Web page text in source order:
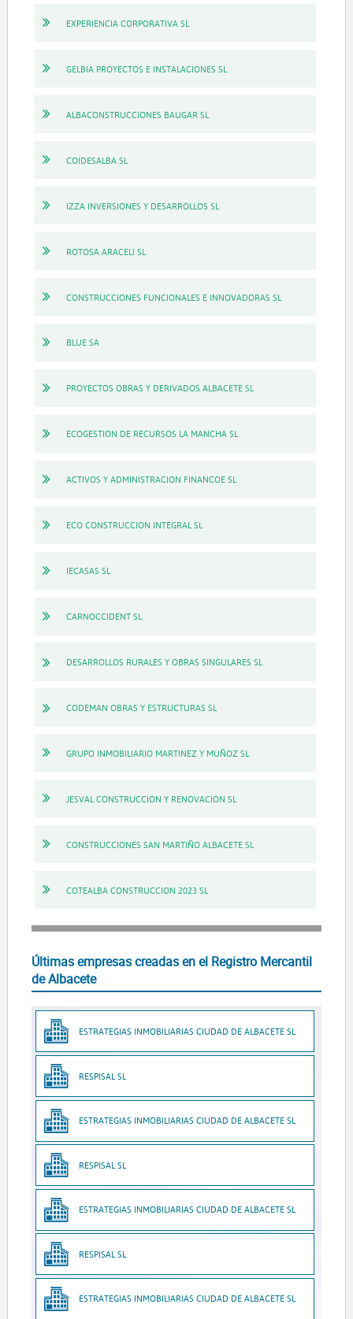
EXPERIENCIA CORPORATIVA SL
GELBIA PROYECTOS E INSTALACIONES SL
ALBACONSTRUCCIONES BAUGAR SL
COIDESALBA SL
IZZA INVERSIONES Y DESARROLLOS SL
ROTOSA ARACELI SL
CONSTRUCCIONES FUNCIONALES E INNOVADORAS SL
BLUE SA
PROYECTOS OBRAS Y DERIVADOS ALBACETE SL
ECOGESTION DE RECURSOS LA MANCHA SL
ACTIVOS Y ADMINISTRACION FINANCOE SL
ECO CONSTRUCCION INTEGRAL SL
IECASAS SL
CARNOCCIDENT SL
DESARROLLOS RURALES Y OBRAS SINGULARES SL
CODEMAN OBRAS Y ESTRUCTURAS SL
GRUPO INMOBILIARIO MARTINEZ Y MUÑOZ SL
JESVAL CONSTRUCCION Y RENOVACION SL
CONSTRUCCIONES SAN MARTIÑO ALBACETE SL
COTEALBA CONSTRUCCION 2023 SL
Últimas empresas creadas en el Registro Mercantil
de Albacete
ESTRATEGIAS INMOBILIARIAS CIUDAD DE ALBACETE SL
RESPISAL SL
ESTRATEGIAS INMOBILIARIAS CIUDAD DE ALBACETE SL
RESPISAL SL
ESTRATEGIAS INMOBILIARIAS CIUDAD DE ALBACETE SL
RESPISAL SL
ESTRATEGIAS INMOBILIARIAS CIUDAD DE ALBACETE SL